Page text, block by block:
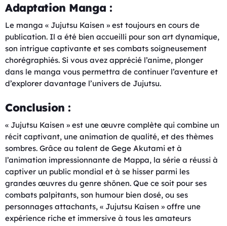
Adaptation Manga :
Le manga « Jujutsu Kaisen » est toujours en cours de
publication. Il a été bien accueilli pour son art dynamique,
son intrigue captivante et ses combats soigneusement
chorégraphiés. Si vous avez apprécié l’anime, plonger
dans le manga vous permettra de continuer l’aventure et
d’explorer davantage l’univers de Jujutsu.
Conclusion :
« Jujutsu Kaisen » est une œuvre complète qui combine un
récit captivant, une animation de qualité, et des thèmes
sombres. Grâce au talent de Gege Akutami et à
l’animation impressionnante de Mappa, la série a réussi à
captiver un public mondial et à se hisser parmi les
grandes œuvres du genre shōnen. Que ce soit pour ses
combats palpitants, son humour bien dosé, ou ses
personnages attachants, « Jujutsu Kaisen » offre une
expérience riche et immersive à tous les amateurs